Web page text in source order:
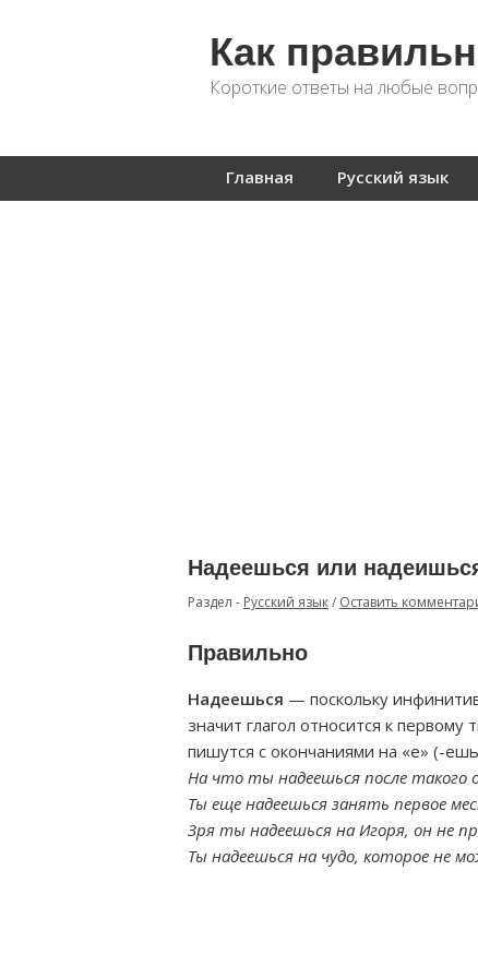
Как
Короткие ответы на любые
Главная Русский язык
Надеешься или
Раздел - Русский язык/ Оставить
Правильно
Надеешься — поскольку
значит глагол относится к первому
пишутся с окончаниями на «е» (-
На что ты надеешься после такого
Ты еще надеешься занять первое
Зря ты надеешься на Игоря, он не
Ты надеешься на чудо, которое не